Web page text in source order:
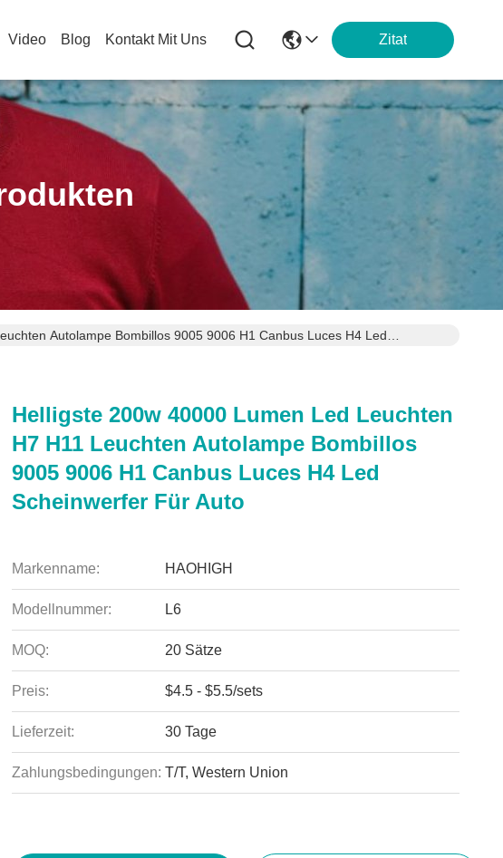
Video Blog Kontakt Mit Uns Zitat
Autolampe Bombillos 9005 9006 H1 Canbus Luces H4 Led
Helligste 200w 40000 Lumen Led Leuchten
H7 H11 Leuchten Autolampe Bombillos
9005 9006 H1 Canbus Luces H4 Led
Scheinwerfer Für Auto
Markenname: HAOHIGH
Modellnummer: L6
MOQ: 20 Sätze
Preis: $4.5 - $5.5/sets
Lieferzeit: 30 Tage
Zahlungsbedingungen: T/T, Western Union